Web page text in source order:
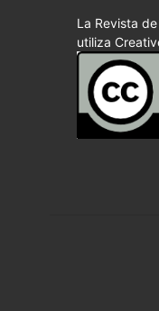
La Revista
utiliza